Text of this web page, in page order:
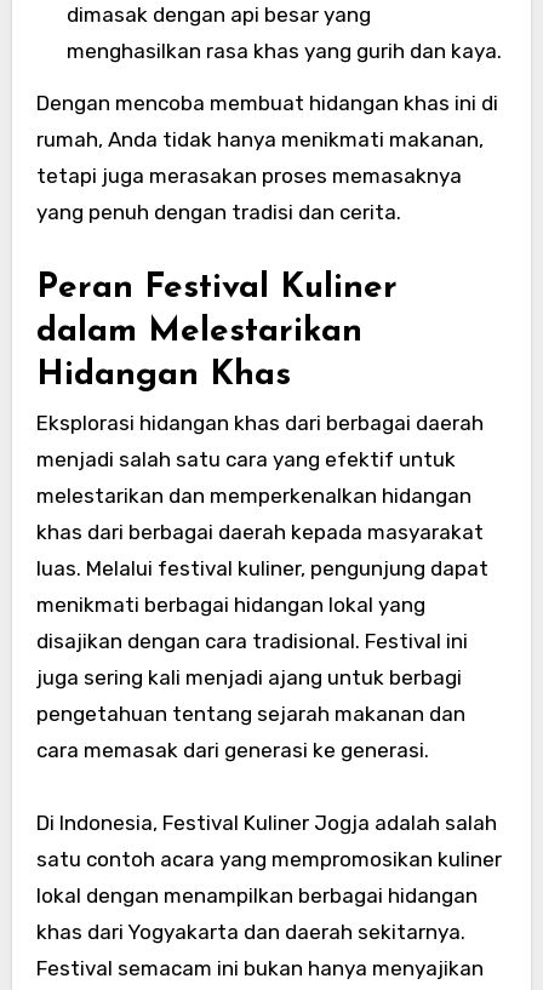
dimasak dengan api besar yang
menghasilkan rasa khas yang gurih dan kaya.
Dengan mencoba membuat hidangan khas ini di
rumah, Anda tidak hanya menikmati makanan,
tetapi juga merasakan proses memasaknya
yang penuh dengan tradisi dan cerita.
Peran Festival Kuliner
dalam Melestarikan
Hidangan Khas
Eksplorasi hidangan khas dari berbagai daerah
menjadi salah satu cara yang efektif untuk
melestarikan dan memperkenalkan hidangan
khas dari berbagai daerah kepada masyarakat
luas. Melalui festival kuliner, pengunjung dapat
menikmati berbagai hidangan lokal yang
disajikan dengan cara tradisional. Festival ini
juga sering kali menjadi ajang untuk berbagi
pengetahuan tentang sejarah makanan dan
cara memasak dari generasi ke generasi.
Di Indonesia, Festival Kuliner Jogja adalah salah
satu contoh acara yang mempromosikan kuliner
lokal dengan menampilkan berbagai hidangan
khas dari Yogyakarta dan daerah sekitarnya.
Festival semacam ini bukan hanya menyajikan